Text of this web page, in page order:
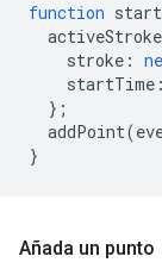
function
activeStroke
stroke :
startTime :
};
addPoint(
}
Añada un punto